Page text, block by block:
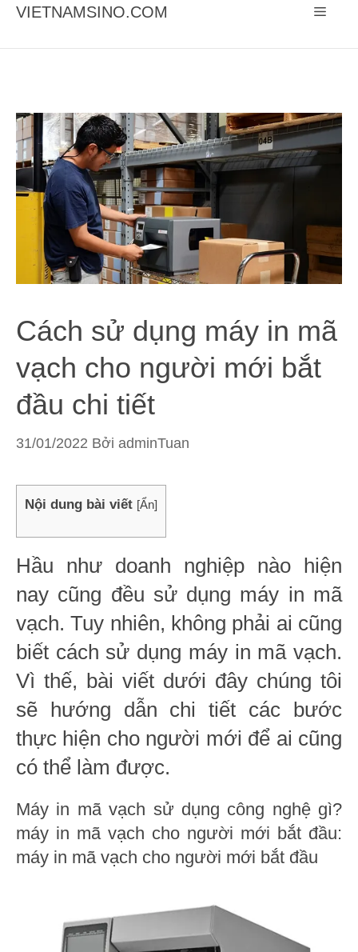
Chuyển
VIETNAMSINO.COM Menu
Cách sử dụng máy in mã
vạch cho người mới bắt
đầu chi tiết
31/01/2022 Bởi adminTuan
Nội dung bài viết [Ẩn]
Hầu như doanh nghiệp nào hiện
nay cũng đều sử dụng máy in mã
vạch. Tuy nhiên, không phải ai cũng
biết cách sử dụng máy in mã vạch.
Vì thế, bài viết dưới đây chúng tôi
sẽ hướng dẫn chi tiết các bước
thực hiện cho người mới để ai cũng
có thể làm được.
Máy in mã vạch sử dụng công nghệ gì?
máy in mã vạch cho người mới bắt đầu:
máy in mã vạch cho người mới bắt đầu